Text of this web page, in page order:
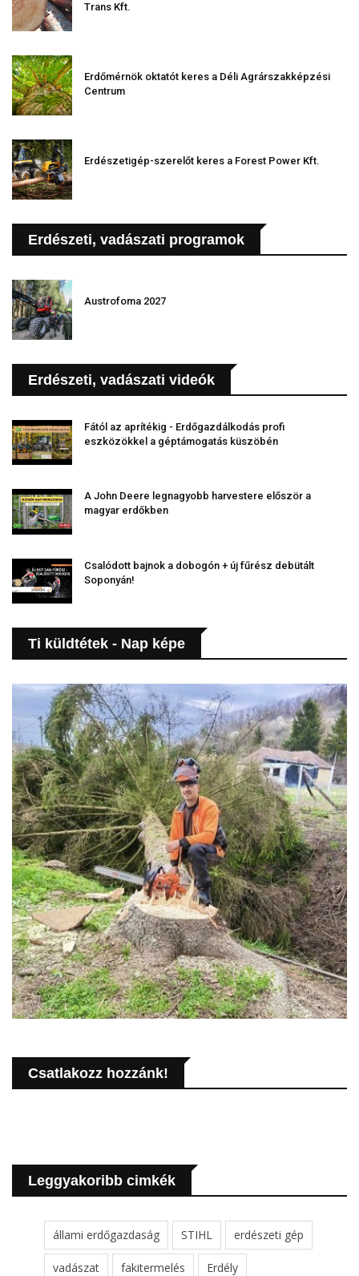
Trans Kft.
Erdőmérnök oktatót keres a Déli Agrárszakképzési
Centrum
Erdészetigép-szerelőt keres a Forest Power Kft.
Erdészeti, vadászati programok
Austrofoma 2027
Erdészeti, vadászati videók
Fától az aprítékig - Erdőgazdálkodás profi
eszközökkel a géptámogatás küszöbén
A John Deere legnagyobb harvestere először a
magyar erdőkben
Csalódott bajnok a dobogón + új fűrész debütált
Soponyán!
Ti küldtétek - Nap képe
Csatlakozz hozzánk!
Leggyakoribb cimkék
állami erdőgazdaság STIHL erdészeti gép
vadászat fakitermelés Erdély